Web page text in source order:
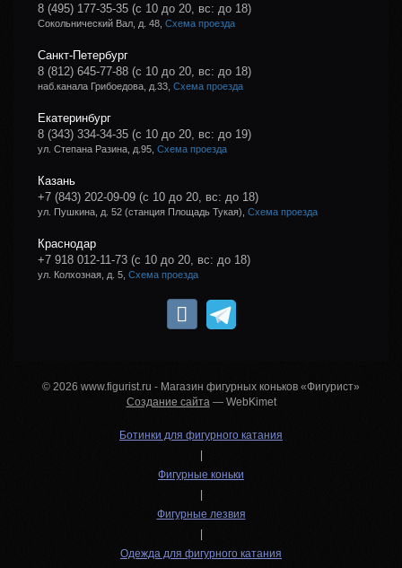
8 (495) 177-35-35 (с 10 до 20, вс: до 18)
Сокольнический Вал, д. 48, Схема проезда
Санкт-Петербург
8 (812) 645-77-88 (с 10 до 20, вс: до 18)
наб.канала Грибоедова, д.33, Схема проезда
Екатеринбург
8 (343) 334-34-35 (с 10 до 20, вс: до 19)
ул. Степана Разина, д.95, Схема проезда
Казань
+7 (843) 202-09-09 (с 10 до 20, вс: до 18)
ул. Пушкина, д. 52 (станция Площадь Тукая), Схема проезда
Краснодар
+7 918 012-11-73 (с 10 до 20, вс: до 18)
ул. Колхозная, д. 5, Схема проезда
© 2026 www.figurist.ru - Магазин фигурных коньков «Фигурист»
Создание сайта — WebKimet
Ботинки для фигурного катания
|
Фигурные коньки
|
Фигурные лезвия
|
Одежда для фигурного катания